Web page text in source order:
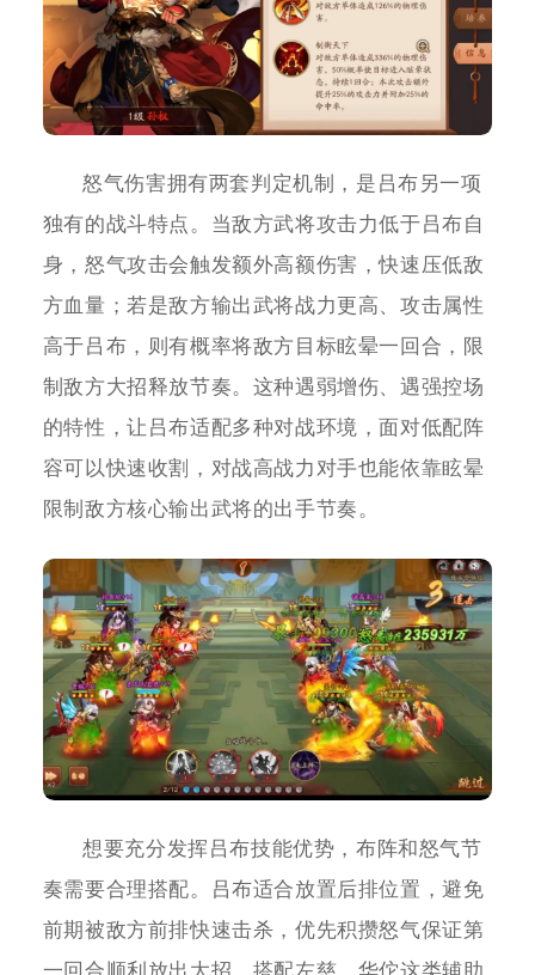
怒气伤害拥有两套判定机制，是吕布另一项
独有的战斗特点。当敌方武将攻击力低于吕布自
身，怒气攻击会触发额外高额伤害，快速压低敌
方血量；若是敌方输出武将战力更高、攻击属性
高于吕布，则有概率将敌方目标眩晕一回合，限
制敌方大招释放节奏。这种遇弱增伤、遇强控场
的特性，让吕布适配多种对战环境，面对低配阵
容可以快速收割，对战高战力对手也能依靠眩晕
限制敌方核心输出武将的出手节奏。
想要充分发挥吕布技能优势，布阵和怒气节
奏需要合理搭配。吕布适合放置后排位置，避免
前期被敌方前排快速击杀，优先积攒怒气保证第